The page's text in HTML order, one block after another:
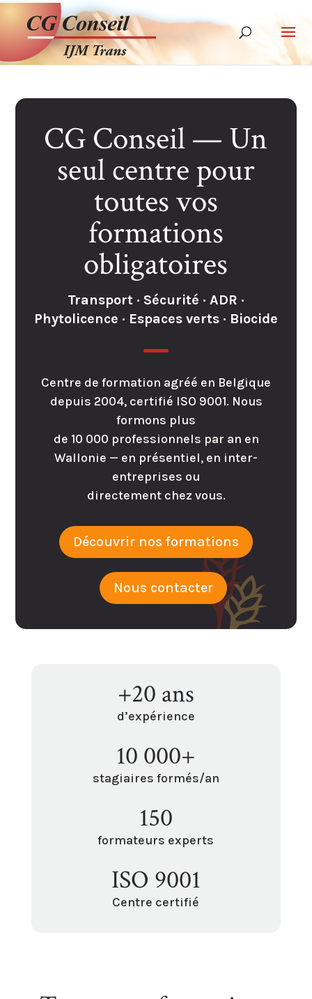
CG Conseil — Un
seul centre pour
toutes vos
formations
obligatoires
Transport · Sécurité · ADR ·
Phytolicence · Espaces verts · Biocide
Centre de formation agréé en Belgique
depuis 2004, certifié ISO 9001. Nous
formons plus
de 10 000 professionnels par an en
Wallonie — en présentiel, en inter-
entreprises ou
directement chez vous.
Découvrir nos formations
Nous contacter
+20 ans
d’expérience
10 000+
stagiaires formés/an
150
formateurs experts
ISO 9001
Centre certifié